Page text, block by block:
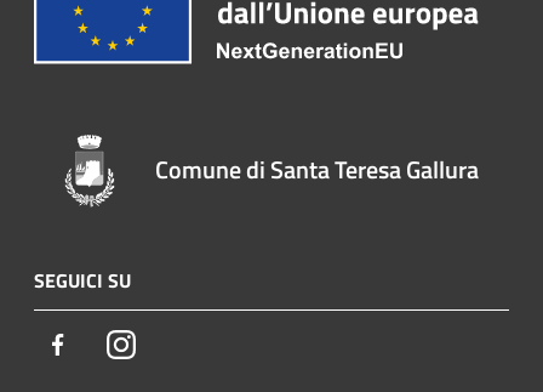
Comune di Santa Teresa Gallura
SEGUICI SU
FacebookInstagram